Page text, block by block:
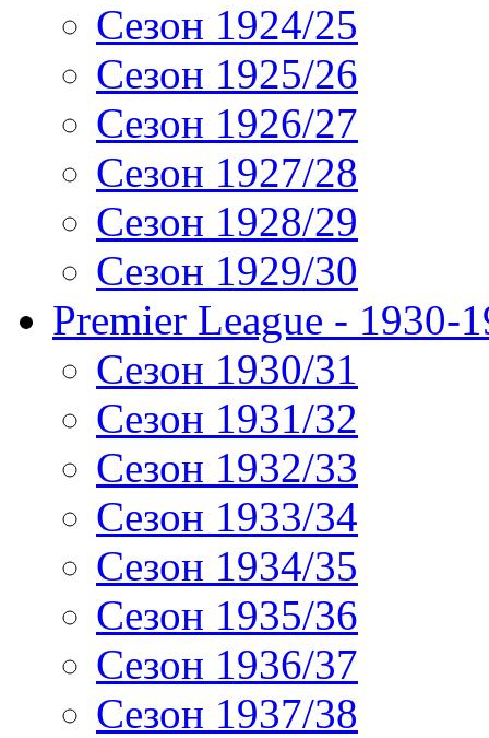
Сезон 1924/25
Сезон 1925/26
Сезон 1926/27
Сезон 1927/28
Сезон 1928/29
Сезон 1929/30
Premier League - 1930-
Сезон 1930/31
Сезон 1931/32
Сезон 1932/33
Сезон 1933/34
Сезон 1934/35
Сезон 1935/36
Сезон 1936/37
Сезон 1937/38